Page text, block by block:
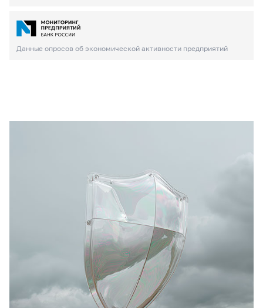
Данные опросов об экономической активности предприятий